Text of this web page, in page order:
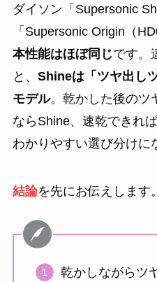
ダイソン「Supersonic
「Supersonic Origin（
本性能はほぼ同じです。
と、 Shineは「ツヤ出し
モデル。乾かした後のツ
ならShine、速乾できれ
わかりやすい選び分けに
結論を先にお伝えします。
乾かしながらツ